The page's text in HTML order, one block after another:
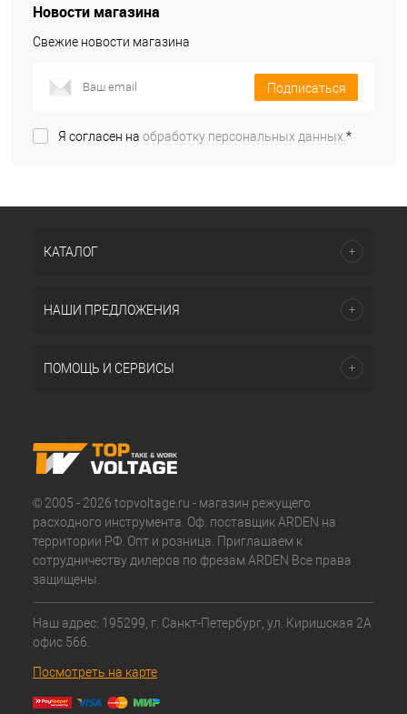
Новости магазина
Свежие новости магазина
Подписаться
Я согласен на обработку персональных данных. *
КАТАЛОГ
НАШИ ПРЕДЛОЖЕНИЯ
ПОМОЩЬ И СЕРВИСЫ
© 2005 - 2026 topvoltage.ru - магазин режущего
расходного инструмента. Оф. поставщик ARDEN на
территории РФ. Опт и розница. Приглашаем к
сотрудничеству дилеров по фрезам ARDEN Все права
защищены.
Наш адрес: 195299, г. Санкт-Петербург, ул. Киришская 2А
офис 566.
Посмотреть на карте